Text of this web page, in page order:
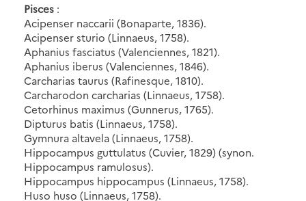
Pisces :
Acipenser naccarii (Bonaparte, 1836).
Acipenser sturio (Linnaeus, 1758).
Aphanius fasciatus (Valenciennes, 1821).
Aphanius iberus (Valenciennes, 1846).
Carcharias taurus (Rafinesque, 1810).
Carcharodon carcharias (Linnaeus, 1758).
Cetorhinus maximus (Gunnerus, 1765).
Dipturus batis (Linnaeus, 1758).
Gymnura altavela (Linnaeus, 1758).
Hippocampus guttulatus (Cuvier, 1829) (synon.
Hippocampus ramulosus).
Hippocampus hippocampus (Linnaeus, 1758).
Huso huso (Linnaeus, 1758).